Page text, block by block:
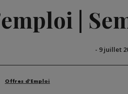
|
- 9 juillet
Offres d'Emploi